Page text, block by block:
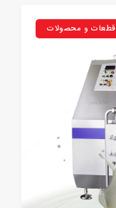
قطعات و محصولات